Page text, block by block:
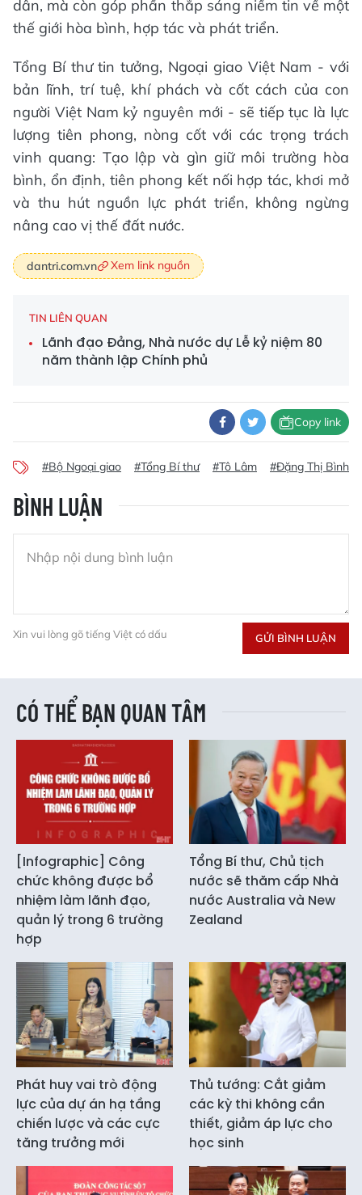
dân, mà còn góp phần thắp sáng niềm tin về một
thế giới hòa bình, hợp tác và phát triển.
Tổng Bí thư tin tưởng, Ngoại giao Việt Nam - với
bản lĩnh, trí tuệ, khí phách và cốt cách của con
người Việt Nam kỷ nguyên mới - sẽ tiếp tục là lực
lượng tiên phong, nòng cốt với các trọng trách
vinh quang: Tạo lập và gìn giữ môi trường hòa
bình, ổn định, tiên phong kết nối hợp tác, khơi mở
và thu hút nguồn lực phát triển, không ngừng
nâng cao vị thế đất nước.
dantri.com.vn Xem link nguồn
TIN LIÊN QUAN
Lãnh đạo Đảng, Nhà nước dự Lễ kỷ niệm 80
năm thành lập Chính phủ
Copy link
#Bộ Ngoại giao #Tổng Bí thư #Tô Lâm #Đặng Thị Bình
BÌNH LUẬN
Xin vui lòng gõ tiếng Việt có dấu GỬI BÌNH LUẬN
CÓ THỂ BẠN QUAN TÂM
[Infographic] Công
chức không được bổ
nhiệm làm lãnh đạo,
quản lý trong 6 trường
hợp
Tổng Bí thư, Chủ tịch
nước sẽ thăm cấp Nhà
nước Australia và New
Zealand
Phát huy vai trò động
lực của dự án hạ tầng
chiến lược và các cực
tăng trưởng mới
Thủ tướng: Cắt giảm
các kỳ thi không cần
thiết, giảm áp lực cho
học sinh